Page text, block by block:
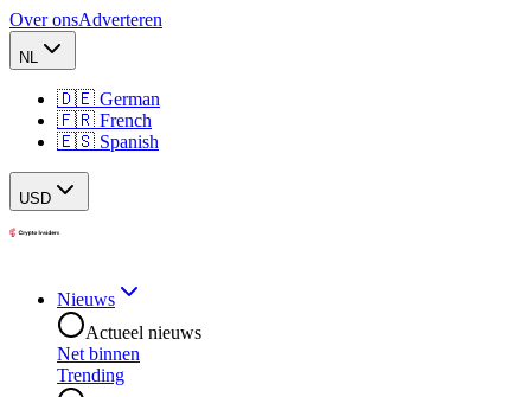
Over onsAdverteren
NL
🇩🇪 German
🇫🇷 French
🇪🇸 Spanish
USD
Nieuws
Actueel nieuws
Net binnen
Trending